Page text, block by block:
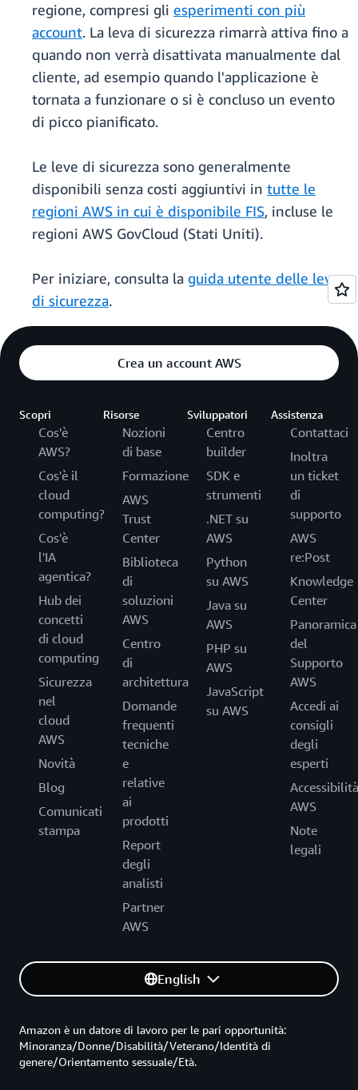
regione, compresi gli esperimenti con più
account. La leva di sicurezza rimarrà attiva fino a
quando non verrà disattivata manualmente dal
cliente, ad esempio quando l'applicazione è
tornata a funzionare o si è concluso un evento
di picco pianificato.
Le leve di sicurezza sono generalmente
disponibili senza costi aggiuntivi in tutte le
regioni AWS in cui è disponibile FIS, incluse le
regioni AWS GovCloud (Stati Uniti).
Per iniziare, consulta la guida utente delle leve
di sicurezza.
Crea un account AWS
Scopri
Cos'è
AWS?
Cos'è il
cloud
computing?
Cos'è
l'IA
agentica?
Hub dei
concetti
di cloud
computing
Sicurezza
nel
cloud
AWS
Novità
Blog
Comunicati
stampa
Risorse
Nozioni
di base
Formazione
AWS
Trust
Center
Biblioteca
di
soluzioni
AWS
Centro
di
architettura
Domande
frequenti
tecniche
e
relative
ai
prodotti
Report
degli
analisti
Partner
AWS
Sviluppatori
Centro
builder
SDK e
strumenti
.NET su
AWS
Python
su AWS
Java su
AWS
PHP su
AWS
JavaScript
su AWS
Assistenza
Contattaci
Inoltra
un ticket
di
supporto
AWS
re:Post
Knowledge
Center
Panoramica
del
Supporto
AWS
Accedi ai
consigli
degli
esperti
Accessibilità
AWS
Note
legali
English
Amazon è un datore di lavoro per le pari opportunità:
Minoranza/Donne/Disabilità/Veterano/Identità di
genere/Orientamento sessuale/Età.